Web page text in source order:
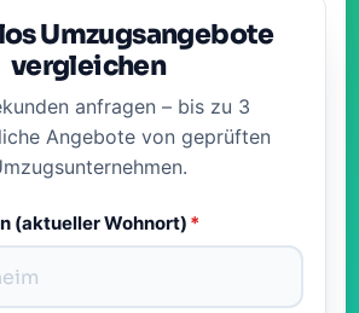
Umzugsangebote
vergleichen
anfragen – bis zu 3
Angebote von geprüften
(aktueller Wohnort) *